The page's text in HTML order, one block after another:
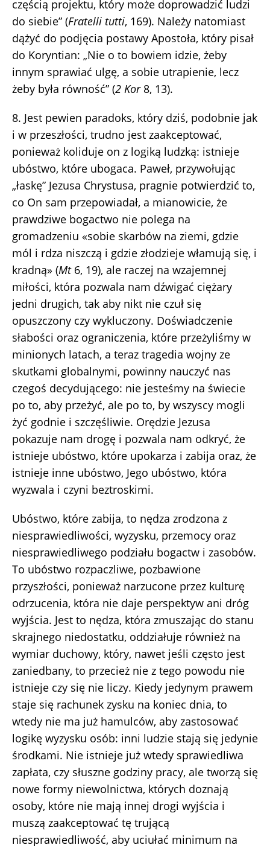
częścią projektu, który może doprowadzić ludzi
do siebie” (Fratelli tutti, 169). Należy natomiast
dążyć do podjęcia postawy Apostoła, który pisał
do Koryntian: „Nie o to bowiem idzie, żeby
innym sprawiać ulgę, a sobie utrapienie, lecz
żeby była równość” (2 Kor8, 13).
8. Jest pewien paradoks, który dziś, podobnie jak
i w przeszłości, trudno jest zaakceptować,
ponieważ koliduje on z logiką ludzką: istnieje
ubóstwo, które ubogaca. Paweł, przywołując
„łaskę” Jezusa Chrystusa, pragnie potwierdzić to,
co On sam przepowiadał, a mianowicie, że
prawdziwe bogactwo nie polega na
gromadzeniu «sobie skarbów na ziemi, gdzie
mól i rdza niszczą i gdzie złodzieje włamują się, i
kradną» (Mt6, 19), ale raczej na wzajemnej
miłości, która pozwala nam dźwigać ciężary
jedni drugich, tak aby nikt nie czuł się
opuszczony czy wykluczony. Doświadczenie
słabości oraz ograniczenia, które przeżyliśmy w
minionych latach, a teraz tragedia wojny ze
skutkami globalnymi, powinny nauczyć nas
czegoś decydującego: nie jesteśmy na świecie
po to, aby przeżyć, ale po to, by wszyscy mogli
żyć godnie i szczęśliwie. Orędzie Jezusa
pokazuje nam drogę i pozwala nam odkryć, że
istnieje ubóstwo, które upokarza i zabija oraz, że
istnieje inne ubóstwo, Jego ubóstwo, która
wyzwala i czyni beztroskimi.
Ubóstwo, które zabija, to nędza zrodzona z
niesprawiedliwości, wyzysku, przemocy oraz
niesprawiedliwego podziału bogactw i zasobów.
To ubóstwo rozpaczliwe, pozbawione
przyszłości, ponieważ narzucone przez kulturę
odrzucenia, która nie daje perspektyw ani dróg
wyjścia. Jest to nędza, która zmuszając do stanu
skrajnego niedostatku, oddziałuje również na
wymiar duchowy, który, nawet jeśli często jest
zaniedbany, to przecież nie z tego powodu nie
istnieje czy się nie liczy. Kiedy jedynym prawem
staje się rachunek zysku na koniec dnia, to
wtedy nie ma już hamulców, aby zastosować
logikę wyzysku osób: inni ludzie stają się jedynie
środkami. Nie istnieje już wtedy sprawiedliwa
zapłata, czy słuszne godziny pracy, ale tworzą się
nowe formy niewolnictwa, których doznają
osoby, które nie mają innej drogi wyjścia i
muszą zaakceptować tę trującą
niesprawiedliwość, aby uciułać minimum na